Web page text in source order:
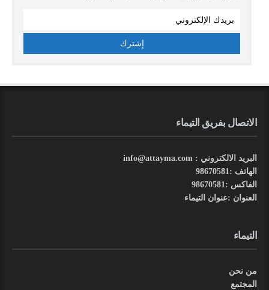
الاتصال بفريق التيماء
البريد الالكتروني : info@attayma.com
الهاتف :98670581
الفاكس :98670581
العنوان :عنوان التيماء
التيماء
من نحن
المجتمع